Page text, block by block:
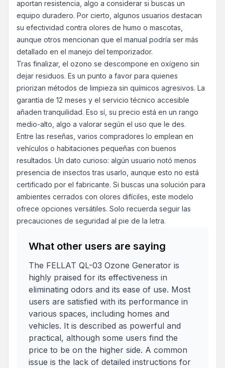
aportan resistencia, algo a considerar si buscas un
equipo duradero. Por cierto, algunos usuarios destacan
su efectividad contra olores de humo o mascotas,
aunque otros mencionan que el manual podría ser más
detallado en el manejo del temporizador.
Tras finalizar, el ozono se descompone en oxígeno sin
dejar residuos. Es un punto a favor para quienes
priorizan métodos de limpieza sin químicos agresivos. La
garantía de 12 meses y el servicio técnico accesible
añaden tranquilidad. Eso sí, su precio está en un rango
medio-alto, algo a valorar según el uso que le des.
Entre las reseñas, varios compradores lo emplean en
vehículos o habitaciones pequeñas con buenos
resultados. Un dato curioso: algún usuario notó menos
presencia de insectos tras usarlo, aunque esto no está
certificado por el fabricante. Si buscas una solución para
ambientes cerrados con olores difíciles, este modelo
ofrece opciones versátiles. Solo recuerda seguir las
precauciones de seguridad al pie de la letra.
What other users are saying
The FELLAT QL-03 Ozone Generator is
highly praised for its effectiveness in
eliminating odors and its ease of use. Most
users are satisfied with its performance in
various spaces, including homes and
vehicles. It is described as powerful and
practical, although some users find the
price to be on the higher side. A common
issue is the lack of detailed instructions for